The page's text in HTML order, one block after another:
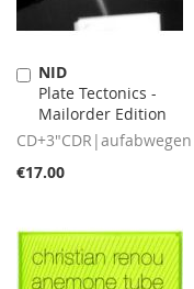
NID
Plate Tectonics -
Mailorder Edition
CD+3"CDR|aufabwegen
€17.00
Add
to
Cart